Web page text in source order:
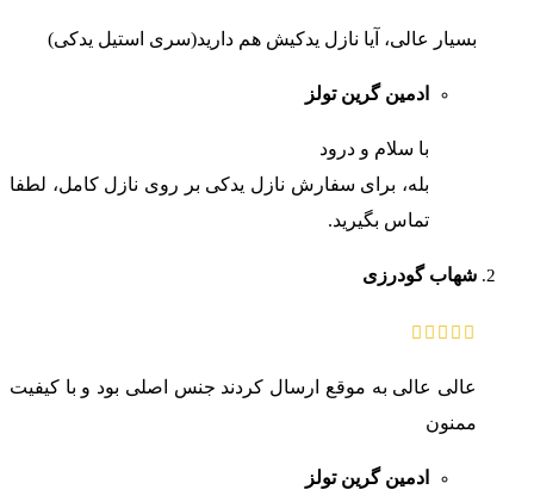
بسیار عالی، آیا نازل یدکیش هم دارید(سری استیل یدکی)
ادمین گرین تولز
با سلام و درود
بله، برای سفارش نازل یدکی بر روی نازل کامل، لطفا
تماس بگیرید.
شهاب گودرزی
عالی عالی به موقع ارسال کردند جنس اصلی بود و با کیفیت
ممنون
ادمین گرین تولز